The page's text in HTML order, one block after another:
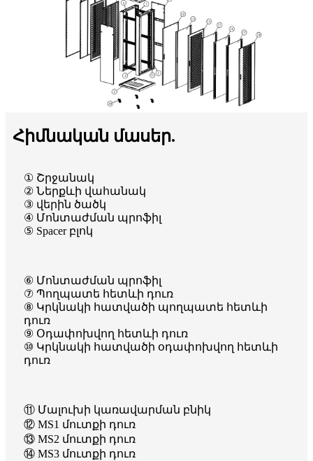
Հիմնական մասեր.
① Շրջանակ
② Ներքևի վահանակ
③ վերին ծածկ
④ Մոնտաժման պրոֆիլ
⑤ Spacer բլոկ
⑥ Մոնտաժման պրոֆիլ
⑦ Պողպատե հետևի դուռ
⑧ Կրկնակի հատվածի պողպատե հետևի
դուռ
⑨ Օդափոխվող հետևի դուռ
⑩ Կրկնակի հատվածի օդափոխվող հետևի
դուռ
⑪ Մալուխի կառավարման բնիկ
⑫ MS1 մուտքի դուռ
⑬ MS2 մուտքի դուռ
⑭ MS3 մուտքի դուռ